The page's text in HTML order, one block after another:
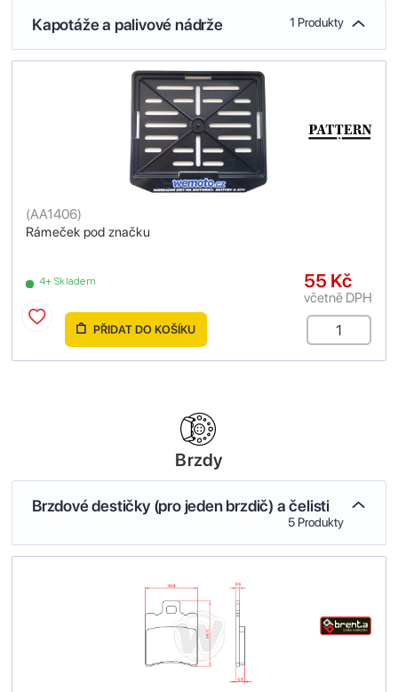
Kapotáže a palivové nádrže 1 Produkty
Rámeček pod značku
(AA1406)
4+ Skladem 55 Kč
včetně DPH
PŘIDAT DO KOŠÍKU
Brzdy
Brzdové destičky (pro jeden brzdič) a čelisti
5 Produkty